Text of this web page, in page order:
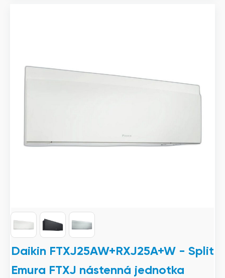
Daikin FTXJ25AW+RXJ25A+W - Split
Emura FTXJ nástenná jednotka